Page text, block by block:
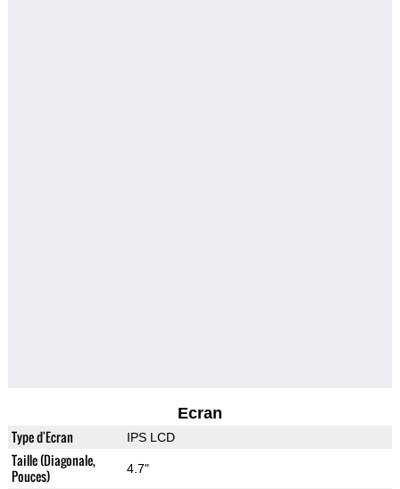
Ecran
Type d'Ecran IPS LCD
Taille (Diagonale,
Pouces)
4.7"